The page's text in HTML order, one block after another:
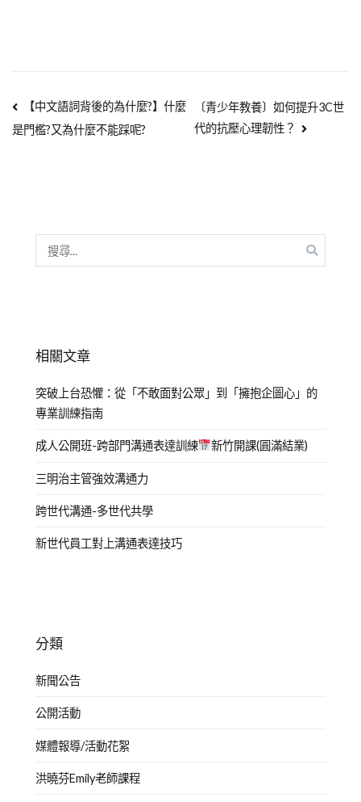
【中文語詞背後的為什麼?】什麼
是門檻?又為什麼不能踩呢?
〔青少年教養〕如何提升3C世
代的抗壓心理韌性？
相關文章
突破上台恐懼：從「不敢面對公眾」到「擁抱企圖心」的
專業訓練指南
成人公開班-跨部門溝通表達訓練 新竹開課(圓滿結業)
三明治主管強效溝通力
跨世代溝通-多世代共學
新世代員工對上溝通表達技巧
分類
新聞公告
公開活動
媒體報導/活動花絮
洪曉芬Emily老師課程